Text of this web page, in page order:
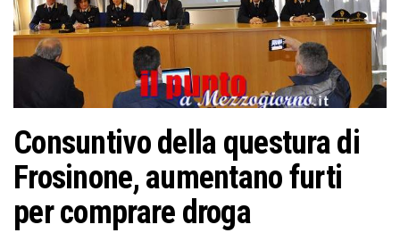
z
o
n
e
Consuntivo della questura di
Frosinone, aumentano furti
per comprare droga